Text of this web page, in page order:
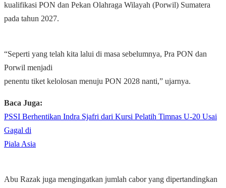
kualifikasi PON dan Pekan Olahraga Wilayah (Porwil) Sumatera
pada tahun 2027.
“Seperti yang telah kita lalui di masa sebelumnya, Pra PON dan
Porwil menjadi
penentu tiket kelolosan menuju PON 2028 nanti,” ujarnya.
Baca Juga:
PSSI Berhentikan Indra Sjafri dari Kursi Pelatih Timnas U-20 Usai
Gagal di
Piala Asia
Abu Razak juga mengingatkan jumlah cabor yang dipertandingkan